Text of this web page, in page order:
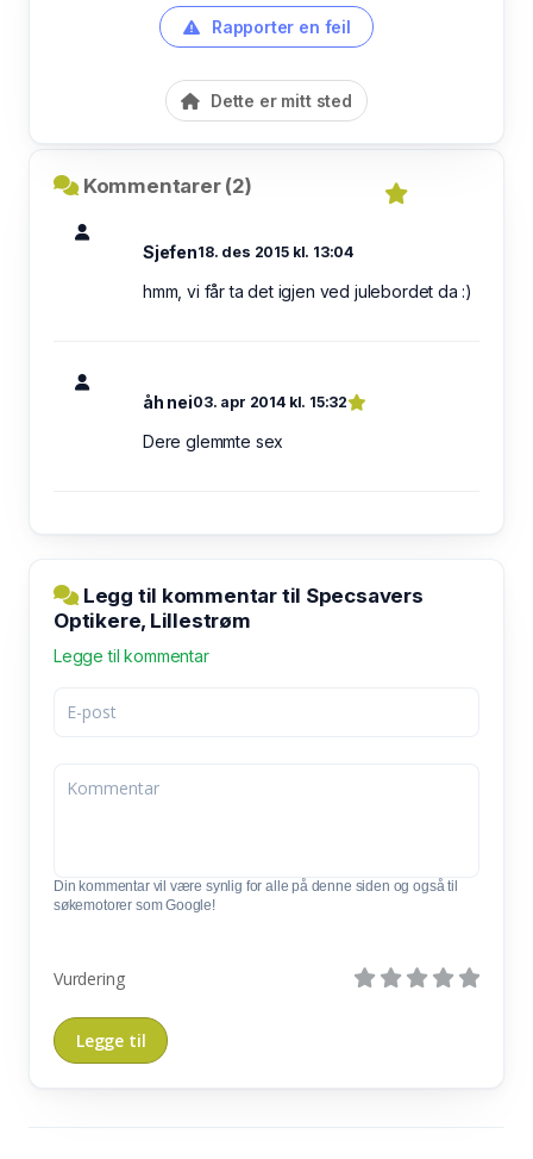
Rapporter en feil
Dette er mitt sted
Kommentarer (2)
Sjefen18. des 2015 kl. 13:04
hmm, vi får ta det igjen ved julebordet da :)
åh nei03. apr 2014 kl. 15:32
Dere glemmte sex
Legg til kommentar til Specsavers
Optikere, Lillestrøm
Legge til kommentar
Din kommentar vil være synlig for alle på denne siden og også til
søkemotorer som Google!
Vurdering